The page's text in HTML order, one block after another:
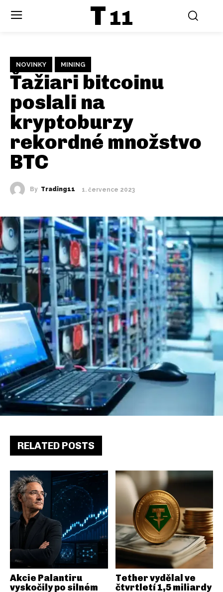
T 11
NOVINKY MINING
Ťažiari bitcoinu
poslali na
kryptoburzy
rekordné množstvo
BTC
By Trading11 1. července 2023
RELATED POSTS
Akcie Palantiru
vyskočily po silném
Tether vydělal ve
čtvrtletí 1,5 miliardy